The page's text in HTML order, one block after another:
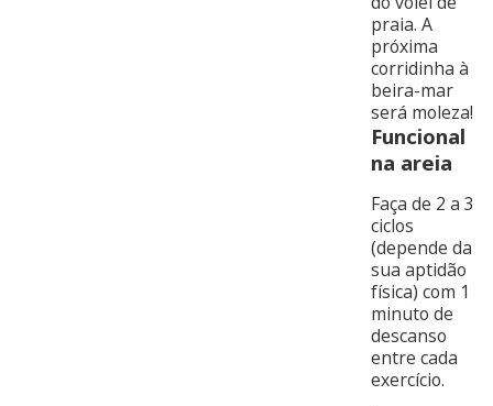
praia. A
próxima
corridinha à
beira-mar
será moleza!
Funcional
na areia
Faça de 2 a 3
ciclos
(depende da
sua aptidão
física) com 1
minuto de
descanso
entre cada
exercício.